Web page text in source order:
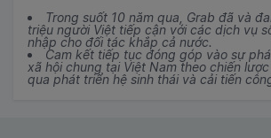
Trong suốt 10 năm qua, Grab đã và
triệu người Việt tiếp cận với các dịch vụ
nhập cho đối tác khắp cả nước.
Cam kết tiếp tục đóng góp vào sự
xã hội chung tại Việt Nam theo chiến
qua phát triển hệ sinh thái và cải tiến